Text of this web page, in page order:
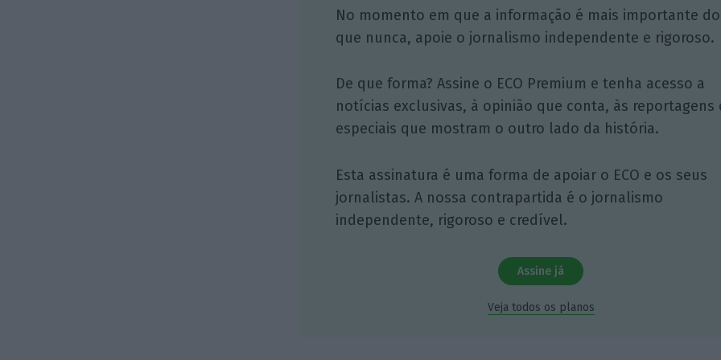
No momento em que a informação é mais importante do
que nunca, apoie o jornalismo independente e rigoroso.
De que forma? Assine o ECO Premium e tenha acesso a
notícias exclusivas, à opinião que conta, às reportagens
especiais que mostram o outro lado da história.
Esta assinatura é uma forma de apoiar o ECO e os seus
jornalistas. A nossa contrapartida é o jornalismo
independente, rigoroso e credível.
Assine já
Veja todos os planos